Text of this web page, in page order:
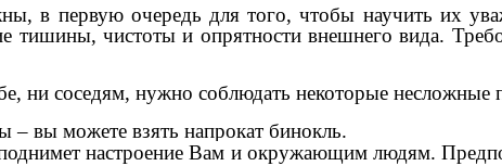
в первую очередь для того, чтобы научить их
чистоты и опрятности внешнего вида.
ни соседям, нужно соблюдать некоторые несложные
– вы можете взять напрокат бинокль.
настроение Вам и окружающим людям.